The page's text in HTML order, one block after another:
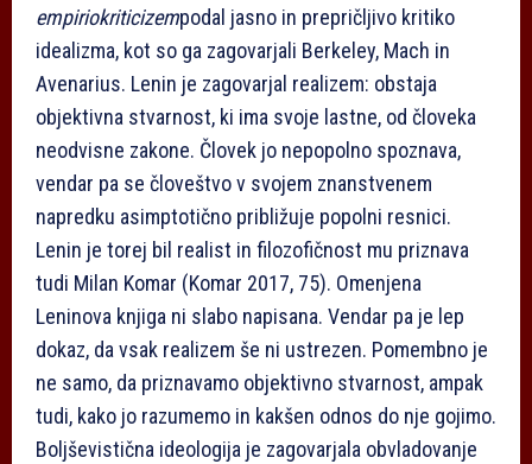
empiriokriticizempodal jasno in prepričljivo kritiko
idealizma, kot so ga zagovarjali Berkeley, Mach in
Avenarius. Lenin je zagovarjal realizem: obstaja
objektivna stvarnost, ki ima svoje lastne, od človeka
neodvisne zakone. Človek jo nepopolno spoznava,
vendar pa se človeštvo v svojem znanstvenem
napredku asimptotično približuje popolni resnici.
Lenin je torej bil realist in filozofičnost mu priznava
tudi Milan Komar (Komar 2017, 75). Omenjena
Leninova knjiga ni slabo napisana. Vendar pa je lep
dokaz, da vsak realizem še ni ustrezen. Pomembno je
ne samo, da priznavamo objektivno stvarnost, ampak
tudi, kako jo razumemo in kakšen odnos do nje gojimo.
Boljševistična ideologija je zagovarjala obvladovanje